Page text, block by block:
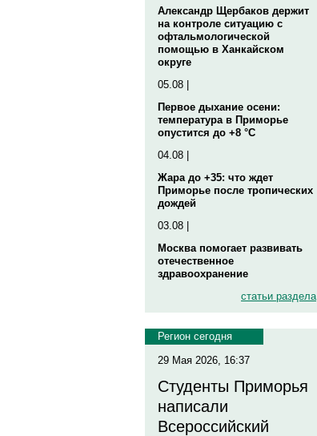
Александр Щербаков держит
на контроле ситуацию с
офтальмологической
помощью в Ханкайском
округе
05.08 |
Первое дыхание осени:
температура в Приморье
опустится до +8 °C
04.08 |
Жара до +35: что ждет
Приморье после тропических
дождей
03.08 |
Москва помогает развивать
отечественное
здравоохранение
статьи раздела
Регион сегодня
29 Мая 2026, 16:37
Студенты Приморья
написали
Всероссийский